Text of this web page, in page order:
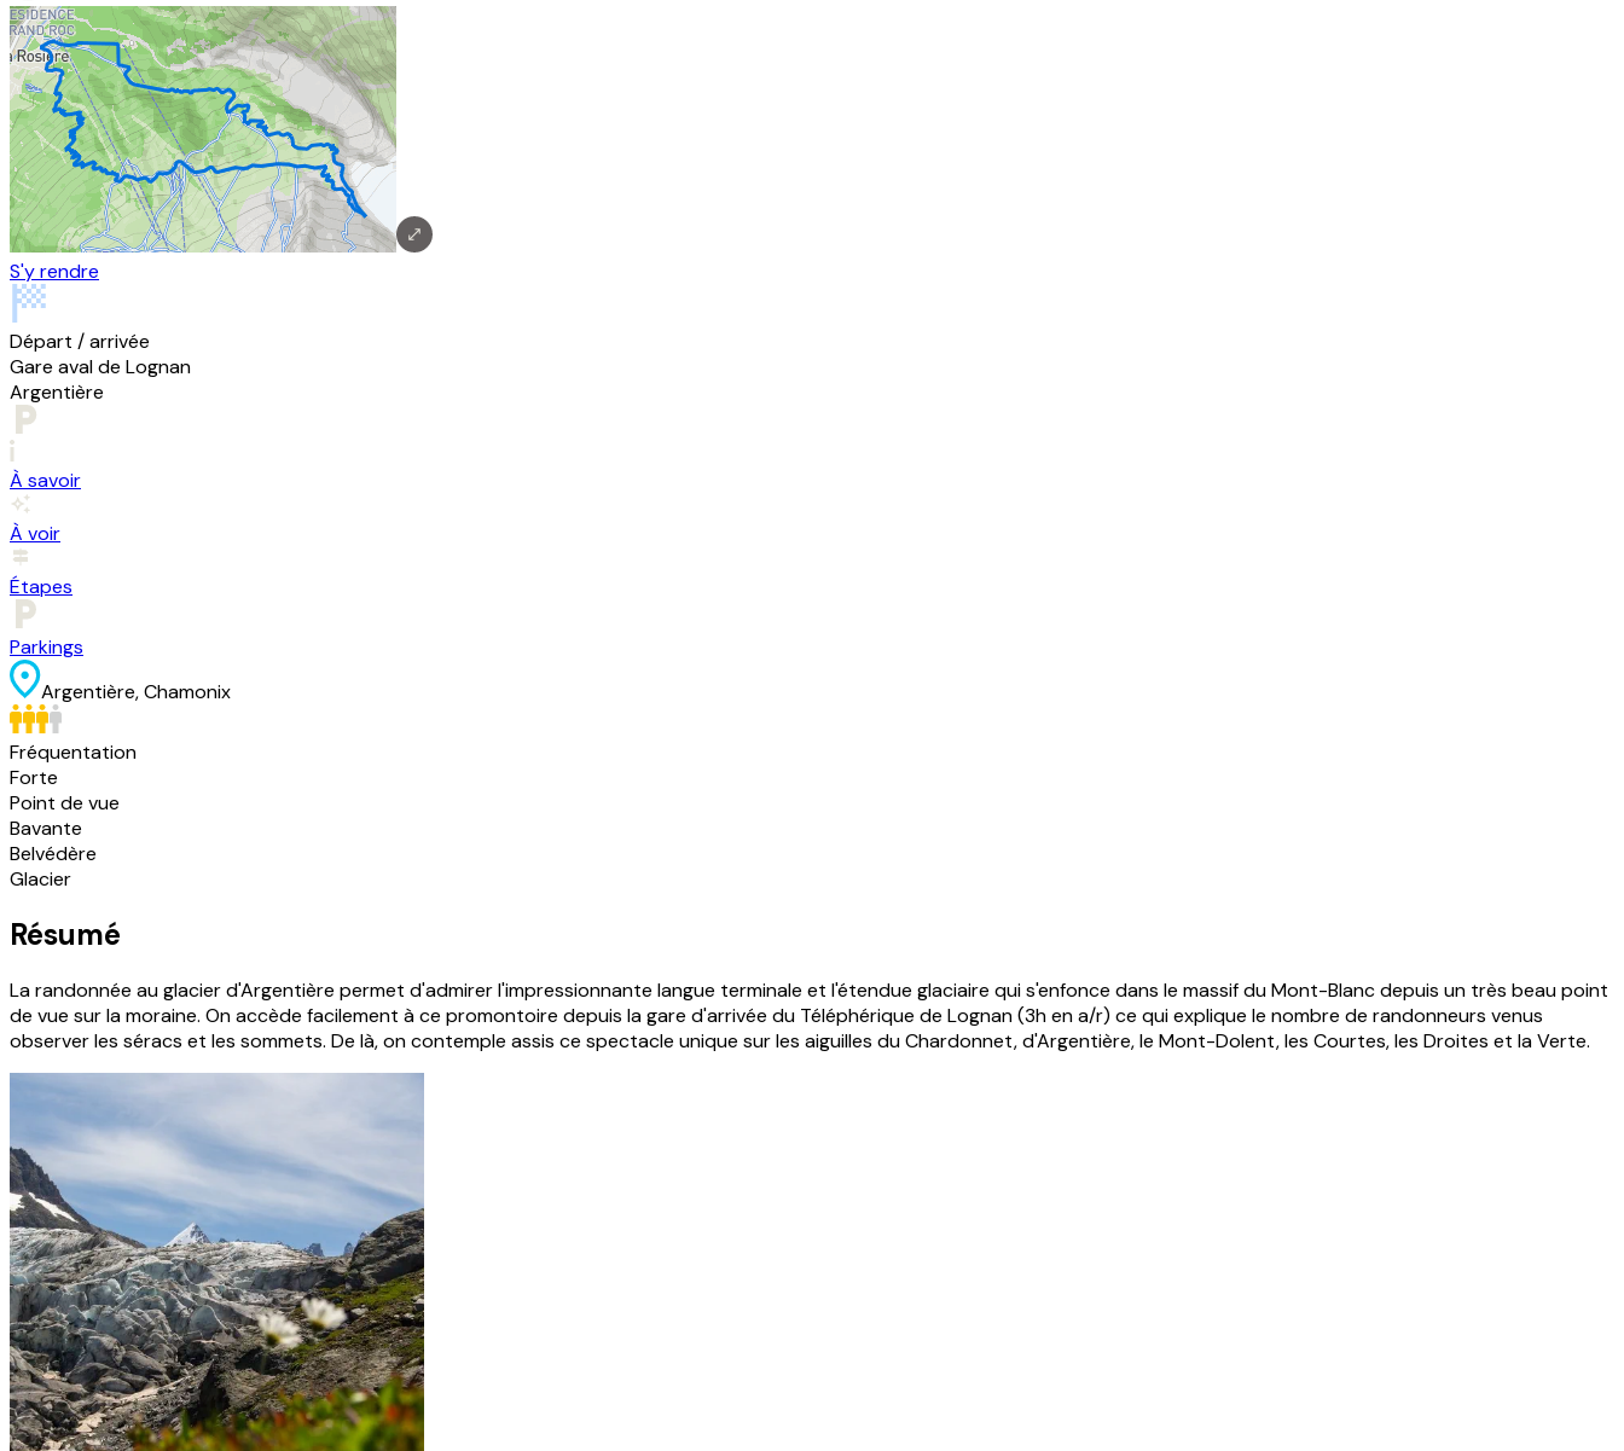
S'y rendre
Départ / arrivée
Gare aval de Lognan
Argentière
À savoir
À voir
Étapes
Parkings
Argentière, Chamonix
Fréquentation
Forte
Point de vue
Bavante
Belvédère
Glacier
Résumé
La randonnée au glacier d'Argentière permet d'admirer l'impressionnante langue terminale et l'étendue glaciaire qui s'enfonce dans le massif du Mont-Blanc depuis un très beau point
de vue sur la moraine. On accède facilement à ce promontoire depuis la gare d'arrivée du Téléphérique de Lognan (3h en a/r) ce qui explique le nombre de randonneurs venus
observer les séracs et les sommets. De là, on contemple assis ce spectacle unique sur les aiguilles du Chardonnet, d'Argentière, le Mont-Dolent, les Courtes, les Droites et la Verte.